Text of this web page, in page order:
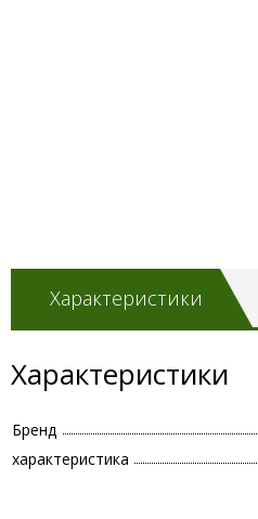
Характеристики
Характеристики
Бренд
характеристика